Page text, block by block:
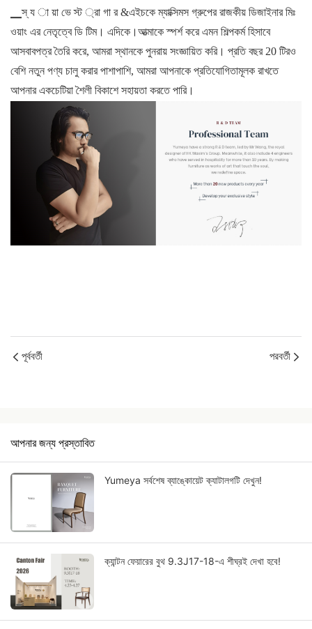
▁স্ য া য়া ভে স্ট ্রা গা র &এইচকে ম্যাক্সিমস গ্রুপের রাজকীয় ডিজাইনার মিঃ
ওয়াং এর নেতৃত্বে ডি টিম। এদিকে।আত্মাকে স্পর্শ করে এমন শিল্পকর্ম হিসাবে
আসবাবপত্র তৈরি করে, আমরা স্থানকে পুনরায় সংজ্ঞায়িত করি। প্রতি বছর 20 টিরও
বেশি নতুন পণ্য চালু করার পাশাপাশি, আমরা আপনাকে প্রতিযোগিতামূলক রাখতে
আপনার একচেটিয়া শৈলী বিকাশে সহায়তা করতে পারি।
পূর্ববর্তী পরবর্তী
আপনার জন্য প্রস্তাবিত
Yumeya সর্বশেষ ব্যাঙ্কোয়েট ক্যাটালগটি দেখুন!
ক্যান্টন ফেয়ারের বুথ 9.3J17-18-এ শীঘ্রই দেখা হবে!